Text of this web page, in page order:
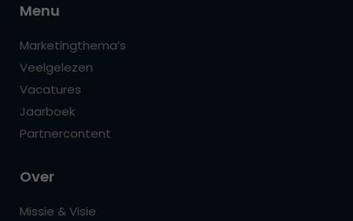
Menu
Marketingthema’s
Veelgelezen
Vacatures
Jaarboek
Partnercontent
Over
Missie & Visie